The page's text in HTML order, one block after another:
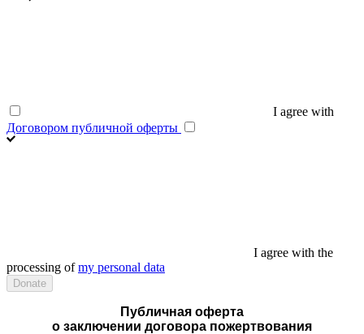
I agree with
Договором публичной оферты
I agree with the
processing ofmy personal data
Публичная оферта
о заключении договора пожертвования